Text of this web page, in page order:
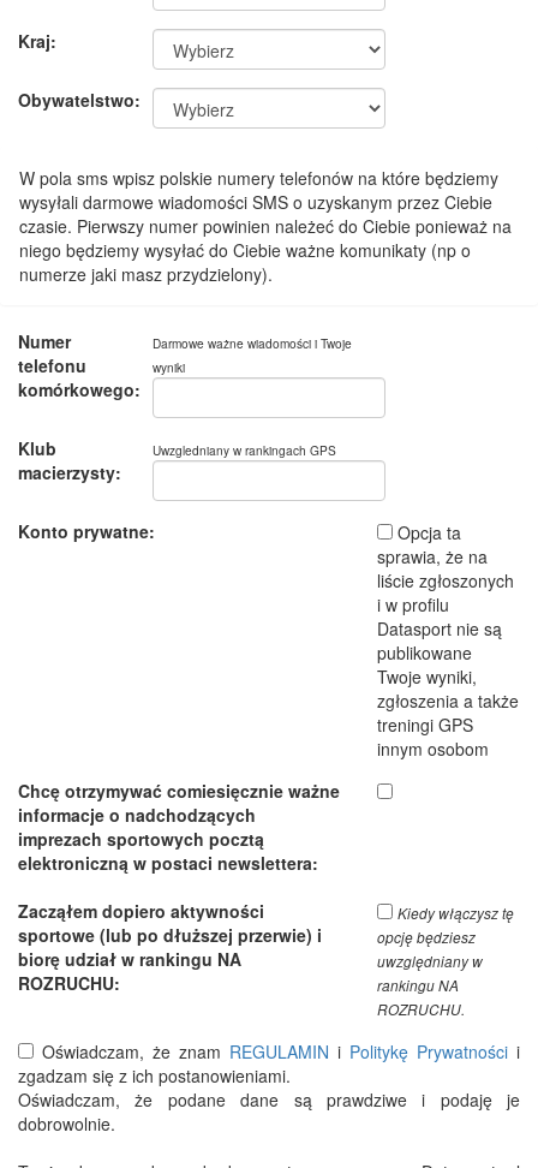
Kraj:
Obywatelstwo:
W pola sms wpisz polskie numery telefonów na które będziemy
wysyłali darmowe wiadomości SMS o uzyskanym przez Ciebie
czasie. Pierwszy numer powinien należeć do Ciebie ponieważ na
niego będziemy wysyłać do Ciebie ważne komunikaty (np o
numerze jaki masz przydzielony).
Numer
telefonu
komórkowego:
Darmowe ważne wiadomości i Twoje
wyniki
Klub
macierzysty:
Uwzgledniany w rankingach GPS
Konto prywatne:
Opcja ta
sprawia, że na
liście zgłoszonych
i w profilu
Datasport nie są
publikowane
Twoje wyniki,
zgłoszenia a także
treningi GPS
innym osobom
Chcę otrzymywać comiesięcznie ważne
informacje o nadchodzących
imprezach sportowych pocztą
elektroniczną w postaci newslettera:
Zacząłem dopiero aktywności
sportowe (lub po dłuższej przerwie) i
biorę udział w rankingu NA
ROZRUCHU:
Kiedy włączysz tę
opcję będziesz
uwzględniany w
rankingu NA
ROZRUCHU.
Oświadczam, że znam REGULAMIN i Politykę Prywatności i
zgadzam się z ich postanowieniami.
Oświadczam, że podane dane są prawdziwe i podaję je
dobrowolnie.